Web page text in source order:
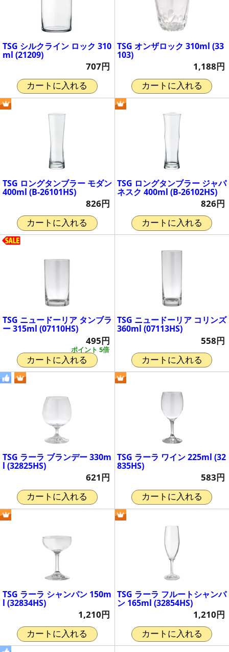
TSG シルクライン ロック 310
ml (21209)
707円
カートに入れる
TSG オンザロック 310ml (33
103)
1,188円
カートに入れる
TSG ロングタンブラー モダン
400ml (B-26101HS)
826円
カートに入れる
TSG ロングタンブラー ジャパ
ネスク 400ml (B-26102HS)
826円
カートに入れる
TSG ニュードーリア タンブラ
ー 315ml (07110HS)
ポイント 5倍
495円
カートに入れる
TSG ニュードーリア コリンズ
360ml (07113HS)
558円
カートに入れる
TSG ラーラ ブランデー 330m
l (32825HS)
621円
カートに入れる
TSG ラーラ ワイン 225ml (32
835HS)
583円
カートに入れる
TSG ラーラ シャンパン 150m
l (32834HS)
1,210円
カートに入れる
TSG ラーラ フルートシャンパ
ン 165ml (32854HS)
1,210円
カートに入れる